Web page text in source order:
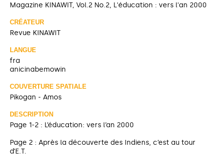
Magazine KINAWIT, Vol.2 No.2, L'éducation : vers l'an 2000
CRÉATEUR
Revue KINAWIT
LANGUE
fra
anicinabemowin
COUVERTURE SPATIALE
Pikogan - Amos
DESCRIPTION
Page 1-2 : L’éducation: vers l’an 2000
Page 2 : Après la découverte des Indiens, c’est au tour
d’E.T.